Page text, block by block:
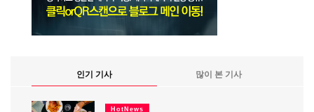
인기 기사 많이 본 기사
HotNews